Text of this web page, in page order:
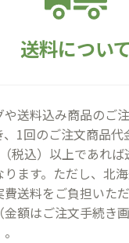
送料について
や送料込み商品のご
、1回のご注文商品代
税込）以上であれば
ます。ただし、北
費送料をご負担いた
金額はご注文手続き